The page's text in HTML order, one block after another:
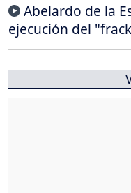
Abelardo de la
ejecución del